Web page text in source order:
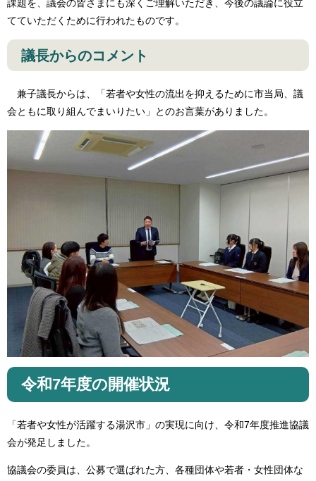
課題を、議会の皆さまにも深くご理解いただき、今後の議論に役立
てていただくために行われたものです。
議長からのコメント
兼子議長からは、「若者や女性の流出を抑えるために市当局、議
会ともに取り組んでまいりたい」とのお言葉がありました。
令和7年度の開催状況
「若者や女性が活躍する湯沢市」の実現に向け、令和7年度推進協議
会が発足しました。
協議会の委員は、公募で選ばれた方、各種団体や若者・女性団体な